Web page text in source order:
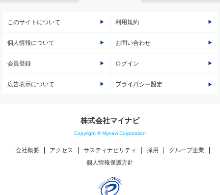
このサイトについて 利用規約
個人情報について お問い合わせ
会員登録 ログイン
広告表示について プライバシー設定
株式会社マイナビ
Copyright © Mynavi Corporation
会社概要 アクセス サスティナビリティ 採用
グループ企業
個人情報保護方針